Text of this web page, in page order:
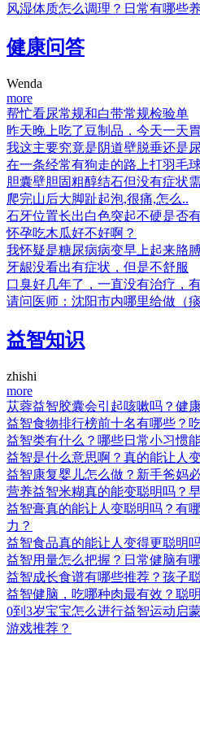
风湿体质怎么调理？日常有哪些
健康问答
Wenda
more
帮忙看尿常规和白带常规检验单
昨天晚上吃了豆制品，今天一天
我这主要究竟是阴道壁脱垂还是
在一条经常有狗走的路上打羽毛
胆囊壁胆固粗醇结石但没有症状
爬完山后大脚趾起泡,很痛,怎么..
石牙位置长出白色突起不硬是否
怀孕吃木瓜好不好啊？
我怀疑是糖尿病病变早上起来胳
牙龈没看出有症状，但是不舒服
口臭好几年了，一直没有治疗，
请问医师：沈阳市内哪里给做（
益智知识
zhishi
more
苁蓉益智胶囊会引起咳嗽吗？健
益智食物排行榜前十名有哪些？
益智类有什么？哪些日常小习惯
益智是什么意思啊？真的能让人
益智康复婴儿怎么做？新手爸妈
营养益智米糊真的能变聪明吗？
益智膏真的能让人变聪明吗？有
力？
益智食品真的能让人变得更聪明
益智用量怎么把握？日常健脑有
益智成长食谱有哪些推荐？孩子
益智健脑，吃哪种肉最有效？聪
0到3岁宝宝怎么进行益智运动启
游戏推荐？